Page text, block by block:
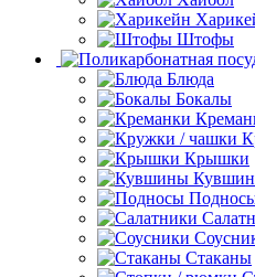
Штофы
Блюда
Бокалы
Крышки
Стаканы